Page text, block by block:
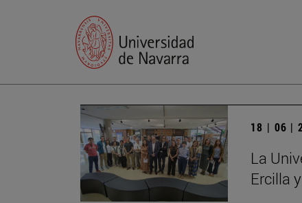
18 | 06 |
La
Ercilla